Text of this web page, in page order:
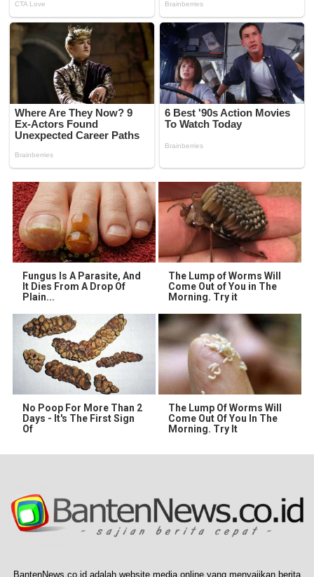
Fungus Is A Parasite, And
It Dies From A Drop Of
Plain...
The Lump of Worms Will
Come Out of You in The
Morning. Try it
No Poop For More Than 2
Days - It's The First Sign
Of
The Lump Of Worms Will
Come Out Of You In The
Morning. Try It
BantenNews.co.id adalah website media online yang menyajikan berita